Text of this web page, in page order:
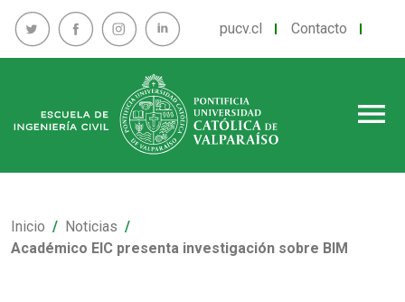
pucv.cl Contacto
menu
Inicio
Noticias
Académico EIC presenta investigación sobre BIM